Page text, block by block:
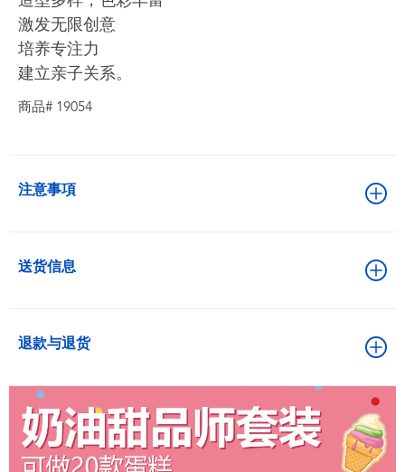
玩具清货
激发无限创意
培养专注力
建立亲子关系。
商品# 19054
注意事項
送货信息
退款与退货